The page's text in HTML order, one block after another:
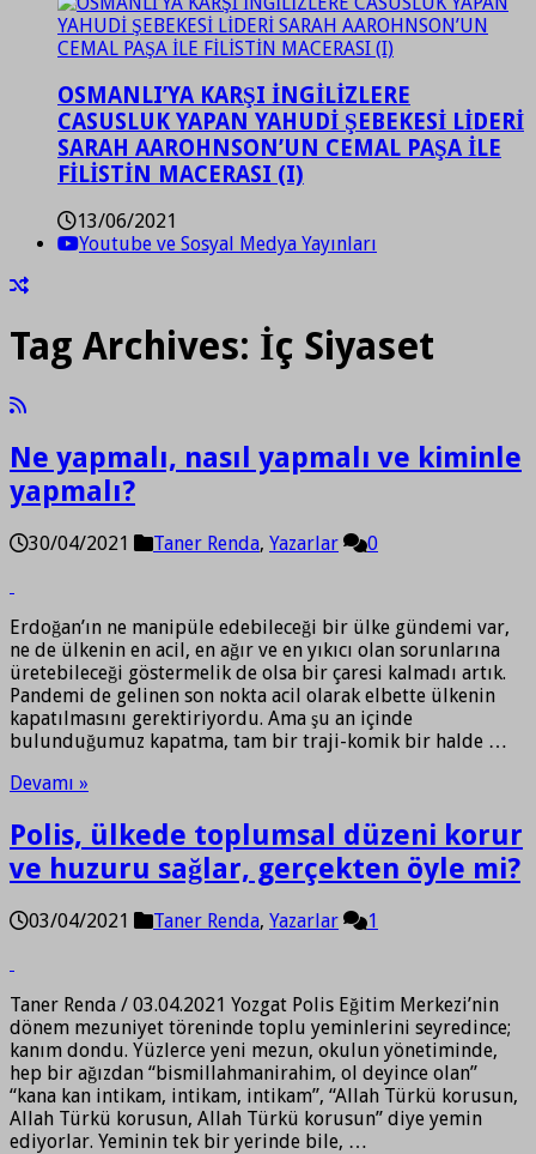
OSMANLI’YA KARŞI İNGİLİZLERE
CASUSLUK YAPAN YAHUDİ ŞEBEKESİ LİDERİ
SARAH AAROHNSON’UN CEMAL PAŞA İLE
FİLİSTİN MACERASI (I)
13/06/2021
Youtube ve Sosyal Medya Yayınları
Tag Archives: İç Siyaset
Ne yapmalı, nasıl yapmalı ve kiminle
yapmalı?
30/04/2021 Taner Renda, Yazarlar 0
Erdoğan’ın ne manipüle edebileceği bir ülke gündemi var,
ne de ülkenin en acil, en ağır ve en yıkıcı olan sorunlarına
üretebileceği göstermelik de olsa bir çaresi kalmadı artık.
Pandemi de gelinen son nokta acil olarak elbette ülkenin
kapatılmasını gerektiriyordu. Ama şu an içinde
bulunduğumuz kapatma, tam bir traji-komik bir halde …
Devamı »
Polis, ülkede toplumsal düzeni korur
ve huzuru sağlar, gerçekten öyle mi?
03/04/2021 Taner Renda, Yazarlar 1
Taner Renda / 03.04.2021 Yozgat Polis Eğitim Merkezi’nin
dönem mezuniyet töreninde toplu yeminlerini seyredince;
kanım dondu. Yüzlerce yeni mezun, okulun yönetiminde,
hep bir ağızdan “bismillahmanirahim, ol deyince olan”
“kana kan intikam, intikam, intikam”, “Allah Türkü korusun,
Allah Türkü korusun, Allah Türkü korusun” diye yemin
ediyorlar. Yeminin tek bir yerinde bile, …